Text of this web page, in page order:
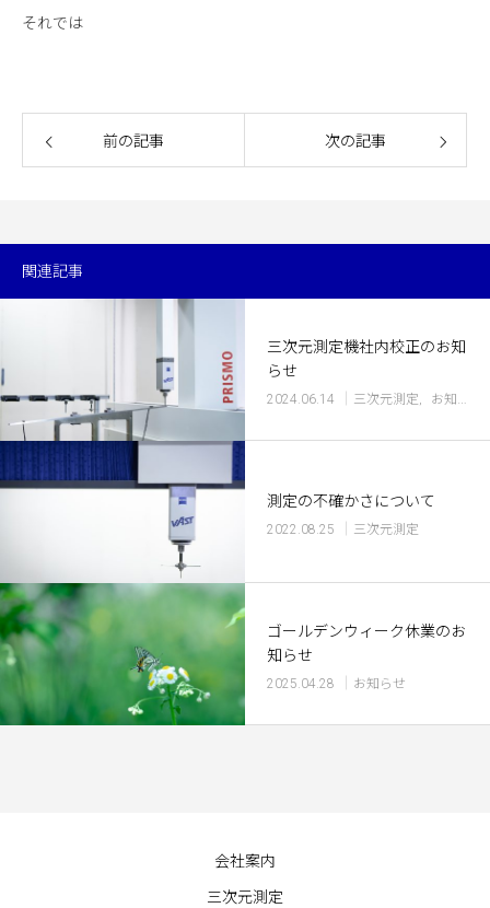
それでは
前の記事 次の記事
関連記事
三次元測定機社内校正のお知
らせ
2024.06.14 三次元測定 お知らせ
測定の不確かさについて
2022.08.25 三次元測定
ゴールデンウィーク休業のお
知らせ
2025.04.28 お知らせ
会社案内
三次元測定